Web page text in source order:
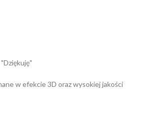
w efekcie 3D oraz wysokiej jakości